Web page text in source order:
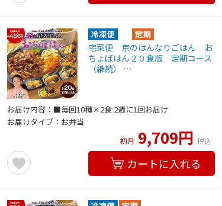
宅菜便 京のはんなりごはん お
ちょぼはん２０食版 定期コース
（継続） …
お届け内容：■毎回10種×2食 2週に1回お届け
お届けタイプ：お弁当
初月 9,709円 税込
カートに入れる